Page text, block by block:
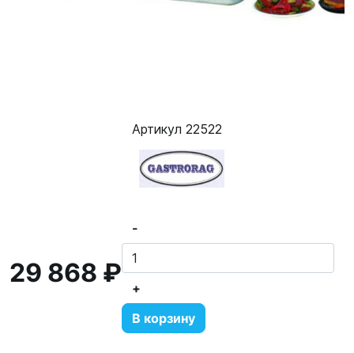
Артикул 22522
29 868 ₽
-
+
В корзину